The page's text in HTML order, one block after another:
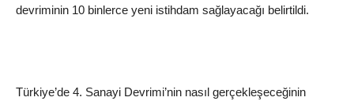
devriminin 10 binlerce yeni istihdam sağlayacağı belirtildi.
Türkiye’de 4. Sanayi Devrimi’nin nasıl gerçekleşeceğinin